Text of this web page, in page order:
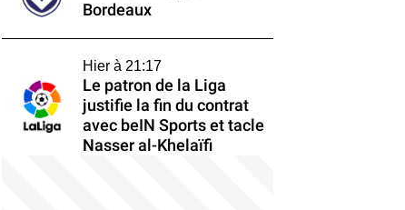
Bordeaux
Hier à 21:17
Le patron de la Liga
justifie la fin du contrat
avec beIN Sports et tacle
Nasser al-Khelaïfi